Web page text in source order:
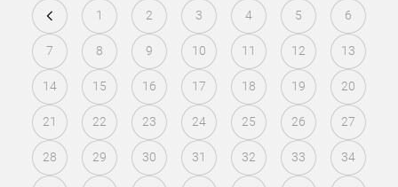
1 2 3 4 5 6
7 8 9 10 11 12 13
14 15 16 17 18 19 20
21 22 23 24 25 26 27
28 29 30 31 32 33 34